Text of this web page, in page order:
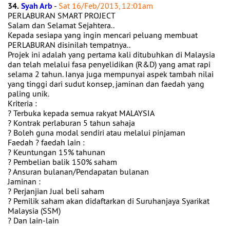
34.Syah Arb - Sat 16/Feb/2013, 12:01am
PERLABURAN SMART PROJECT
Salam dan Selamat Sejahtera..
Kepada sesiapa yang ingin mencari peluang membuat
PERLABURAN disinilah tempatnya..
Projek ini adalah yang pertama kali ditubuhkan di Malaysia
dan telah melalui fasa penyelidikan (R&D) yang amat rapi
selama 2 tahun. Ianya juga mempunyai aspek tambah nilai
yang tinggi dari sudut konsep, jaminan dan faedah yang
paling unik.
Kriteria :
? Terbuka kepada semua rakyat MALAYSIA
? Kontrak perlaburan 5 tahun sahaja
? Boleh guna modal sendiri atau melalui pinjaman
Faedah ? faedah lain :
? Keuntungan 15% tahunan
? Pembelian balik 150% saham
? Ansuran bulanan/Pendapatan bulanan
Jaminan :
? Perjanjian Jual beli saham
? Pemilik saham akan didaftarkan di Suruhanjaya Syarikat
Malaysia (SSM)
? Dan lain-lain